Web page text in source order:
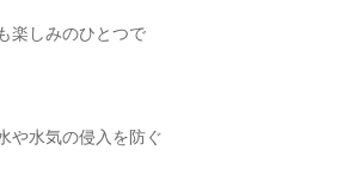
楽しみのひとつで
や水気の侵入を防ぐ